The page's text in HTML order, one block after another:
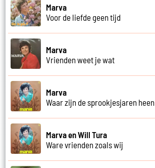
Marva
Voor de liefde geen tijd
Marva
Vrienden weet je wat
Marva
Waar zijn de sprookjesjaren heen
Marva en Will Tura
Ware vrienden zoals wij